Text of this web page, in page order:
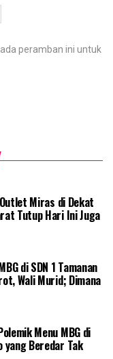
peramban ini untuk
Miras di Dekat
Tutup Hari Ini Juga
di SDN 1 Tamanan
Wali Murid; Dimana
Menu MBG di
yang Beredar Tak